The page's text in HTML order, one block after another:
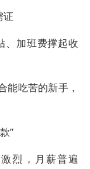
证
、加班费撑起收
能吃苦的新手，
”
烈，月薪普遍